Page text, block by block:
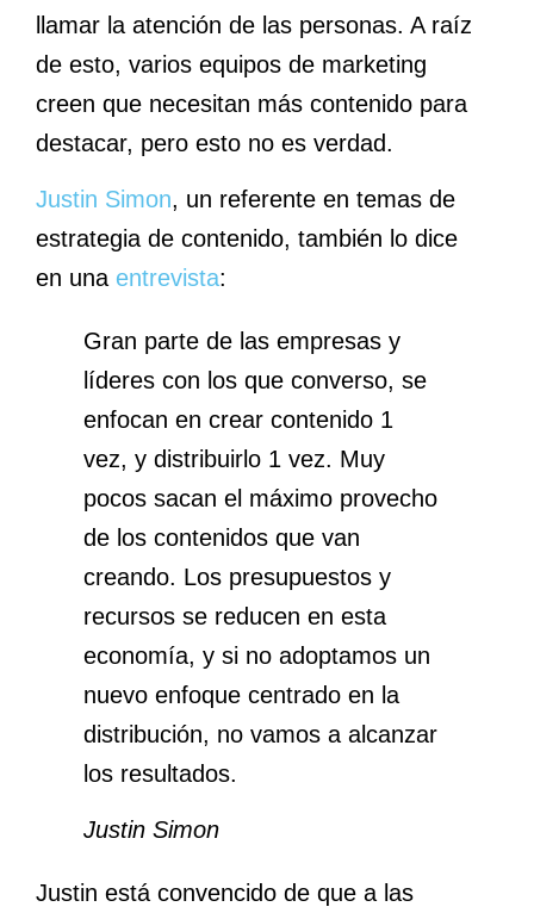
llamar la atención de las personas. A raíz
de esto, varios equipos de marketing
creen que necesitan más contenido para
destacar, pero esto no es verdad.
Justin Simon, un referente en temas de
estrategia de contenido, también lo dice
en una entrevista:
Gran parte de las empresas y
líderes con los que converso, se
enfocan en crear contenido 1
vez, y distribuirlo 1 vez. Muy
pocos sacan el máximo provecho
de los contenidos que van
creando. Los presupuestos y
recursos se reducen en esta
economía, y si no adoptamos un
nuevo enfoque centrado en la
distribución, no vamos a alcanzar
los resultados.
Justin Simon
Justin está convencido de que a las